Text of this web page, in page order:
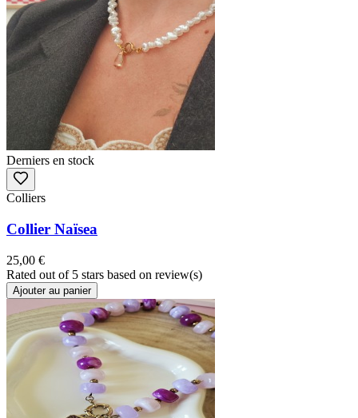
Derniers en stock
Colliers
Collier Naïsea
25,00 €
Rated out of 5 stars based on review(s)
Ajouter au panier